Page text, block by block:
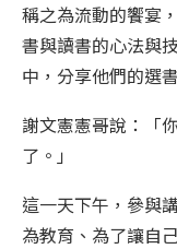
稱之為流動的饗宴
書與讀書的心法與
中，分享他們的選
謝文憲憲哥說：「
了。」
這一天下午，參與
為教育、為了讓自